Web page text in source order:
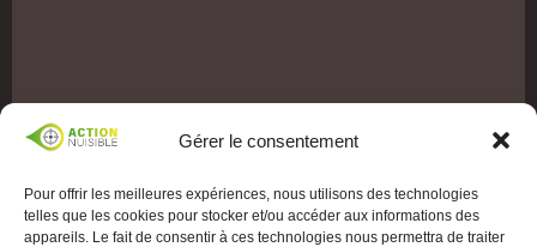
Gérer le consentement
Pour offrir les meilleures expériences, nous utilisons des technologies
telles que les cookies pour stocker et/ou accéder aux informations des
appareils. Le fait de consentir à ces technologies nous permettra de traiter